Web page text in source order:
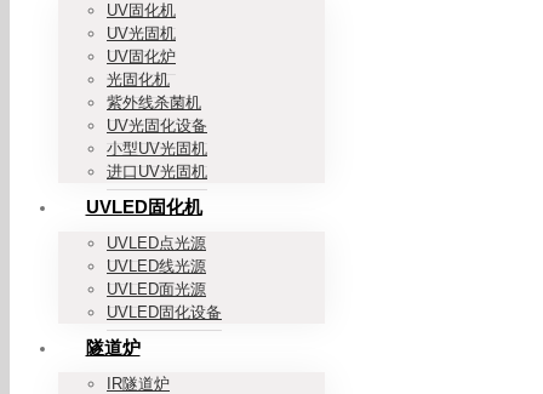
UV固化机
UV光固机
UV固化炉
光固化机
紫外线杀菌机
UV光固化设备
小型UV光固机
进口UV光固机
UVLED固化机
UVLED点光源
UVLED线光源
UVLED面光源
UVLED固化设备
隧道炉
IR隧道炉